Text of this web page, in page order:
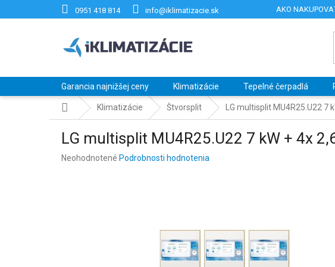
0951 418 814 info@iklimatizacie.sk AKO
Garancia najnižšej ceny Klimatizácie Tepelné čerpadlá
DomovKlimatizácie Štvorsplit LG multisplit MU4R25.U22 7
LG multisplit MU4R25.U22 7 kW + 4x
Priemerné
Neohodnotené Podrobnosti hodnotenia